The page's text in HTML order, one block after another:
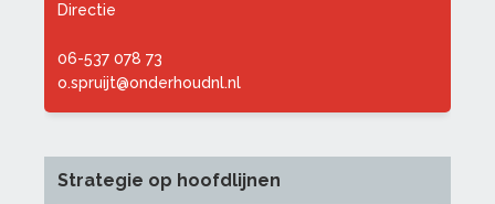
Directie
06-537 078 73
o.spruijt@onderhoudnl.nl
Strategie op hoofdlijnen